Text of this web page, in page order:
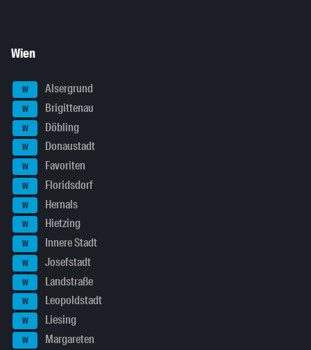
Wien
W Alsergrund
W Brigittenau
W Döbling
W Donaustadt
W Favoriten
W Floridsdorf
W Hernals
W Hietzing
W Innere Stadt
W Josefstadt
W Landstraße
W Leopoldstadt
W Liesing
W Margareten